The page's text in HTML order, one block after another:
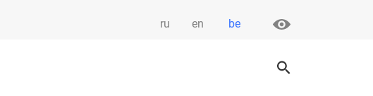
be
ru en